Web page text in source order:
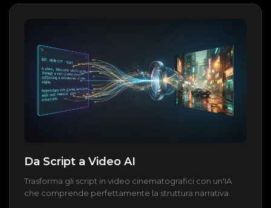
Da Script a Video AI
Trasforma gli script in video cinematografici con un'IA
che comprende perfettamente la struttura narrativa.